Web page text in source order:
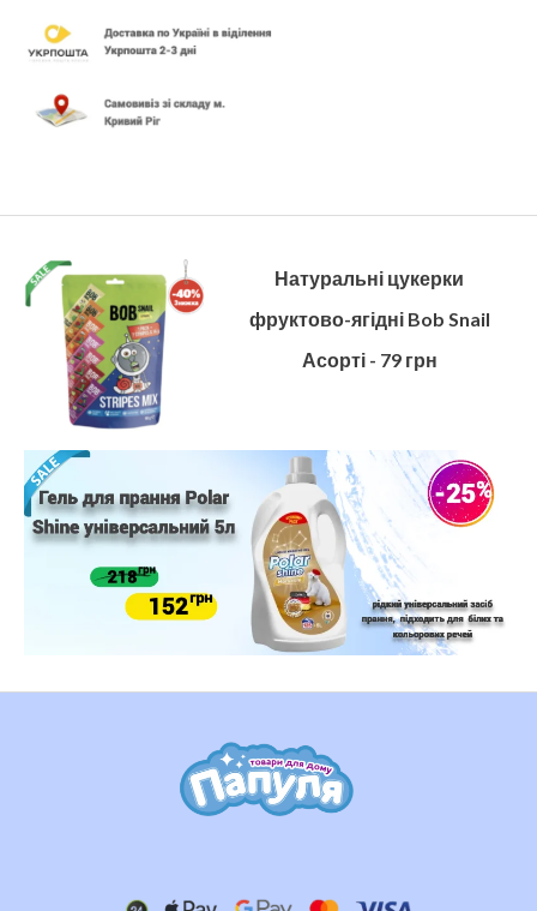
Натуральні цукерки
фруктово-ягідні Bob Snail
Асорті - 79 грн